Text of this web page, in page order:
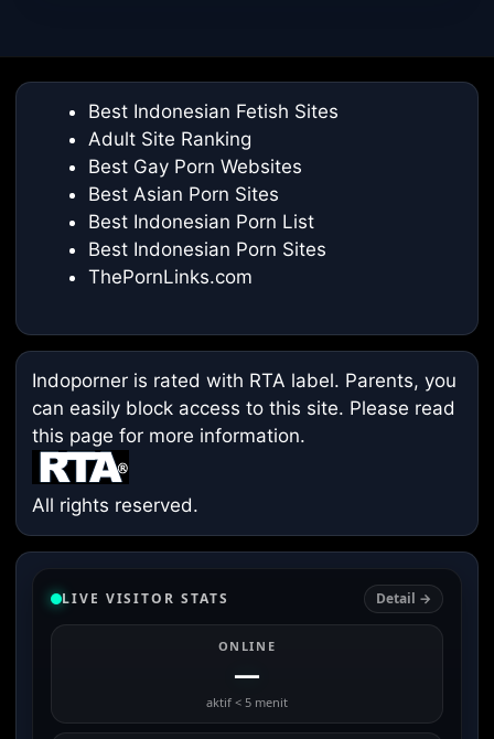
Best Indonesian Fetish Sites
Adult Site Ranking
Best Gay Porn Websites
Best Asian Porn Sites
Best Indonesian Porn List
Best Indonesian Porn Sites
ThePornLinks.com
Indoporner is rated with RTA label. Parents, you
can easily block access to this site. Please read
this page for more information.
All rights reserved.
LIVE VISITOR STATS Detail →
ONLINE
—
aktif < 5 menit